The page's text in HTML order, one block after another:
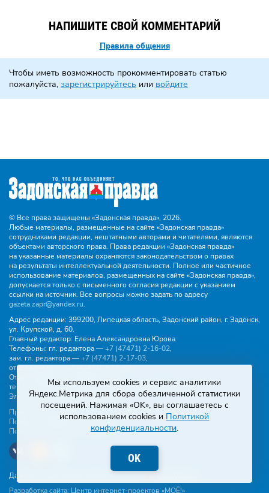
НАПИШИТЕ СВОЙ КОММЕНТАРИЙ
Правила общения
Чтобы иметь возможность прокомментировать статью
пожалуйста, зарегистрируйтесь или войдите
© Все права защищены «Задонская правда», 2026.
Любые материалы, размещенные на сайте «Задонская правда»
сотрудниками редакции, нештатными авторами и читателями, являются
объектами авторского права. Права редакции «Задонская правда»
на указанные материалы охраняются законодательством о правах
на результаты интеллектуальной деятельности. Полное или частичное
использование материалов, размещенных на сайте «Задонская правда»,
допускается только с письменного согласия редакции с указанием
ссылки на источник. Все вопросы можно задать по адресу
gazeta.zapr@yandex.ru.
Адрес редакции: 399200, Липецкая область, Задонский район, г. Задонск,
ул. Крупской, д. 60.
Главный редактор: Елена Александровна Юрова
Телефоны: гл. редактора —+7 (47471) 2‑16‑02,
зам. гл. редактора —+7 (47471) 2‑17‑03,
отдела писем —+7 (47471) 2‑11‑95.
Отдел рекламы и объявлений:
тел.
+7 (47471) 2‑43‑88, эл. почта -buh.gzp@yandex.ru
Эл. почта:gazeta.zapr@yandex.ru
Правила общения
Политика конфиденциальности
Пользовательское соглашение
Данные погоды предоставляются сервисом
Разработка сайта: Центр интернет-проектов «МОЁ!»
Мы используем cookies и сервис аналитики
Яндекс.Метрика для сбора обезличенной статистики
посещений. Нажимая «OK», вы соглашаетесь с
использованием cookies и Политикой
конфиденциальности.
OK